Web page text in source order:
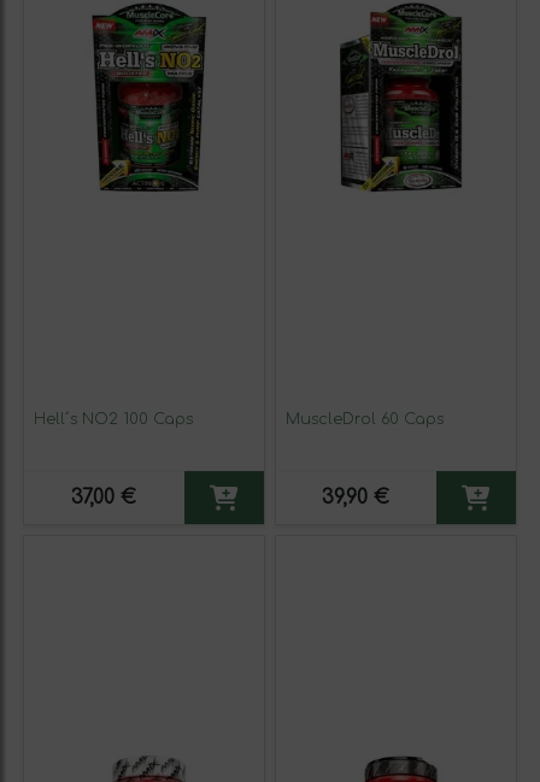
Hell´s NO2 100 Caps
37,00 €
MuscleDrol 60 Caps
39,90 €